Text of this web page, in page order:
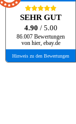
SEHR GUT
4.90 / 5.00
86.007 Bewertungen
von hier, ebay.de
Hinweis zu den Bewertungen